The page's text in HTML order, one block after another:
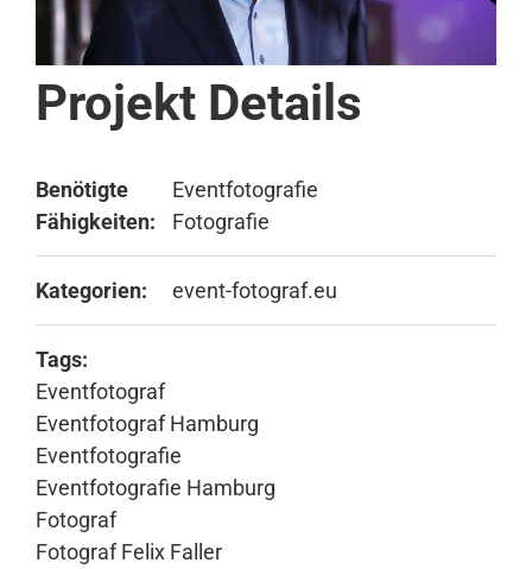
Projekt Details
Benötigte
Fähigkeiten:
Eventfotografie
Fotografie
Kategorien: event-fotograf.eu
Tags:
Eventfotograf
Eventfotograf Hamburg
Eventfotografie
Eventfotografie Hamburg
Fotograf
Fotograf Felix Faller